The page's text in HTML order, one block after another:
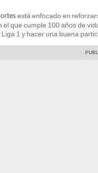
está enfocado en
el que cumple 100 años de
1 y hacer una buena